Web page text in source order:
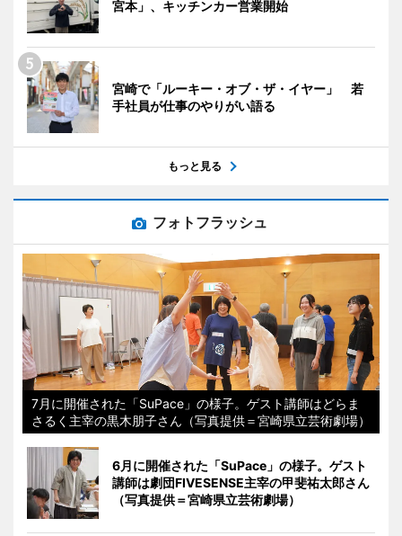
宮本」、キッチンカー営業開始
宮崎で「ルーキー・オブ・ザ・イヤー」 若
手社員が仕事のやりがい語る
もっと見る
フォトフラッシュ
7月に開催された「SuPace」の様子。ゲスト講師はどらま
さるく主宰の黒木朋子さん（写真提供＝宮崎県立芸術劇場）
6月に開催された「SuPace」の様子。ゲスト
講師は劇団FIVESENSE主宰の甲斐祐太郎さん
（写真提供＝宮崎県立芸術劇場）